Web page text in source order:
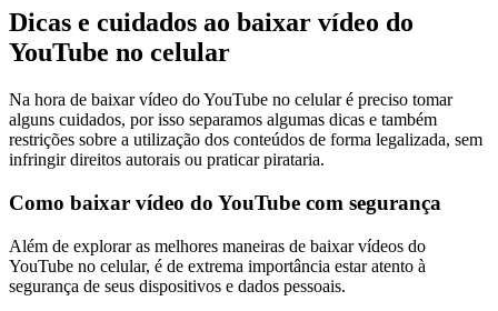
Dicas e cuidados ao baixar vídeo do
YouTube no celular
Na hora de baixar vídeo do YouTube no celular é preciso tomar
alguns cuidados, por isso separamos algumas dicas e também
restrições sobre a utilização dos conteúdos de forma legalizada, sem
infringir direitos autorais ou praticar pirataria.
Como baixar vídeo do YouTube com segurança
Além de explorar as melhores maneiras de baixar vídeos do
YouTube no celular, é de extrema importância estar atento à
segurança de seus dispositivos e dados pessoais.